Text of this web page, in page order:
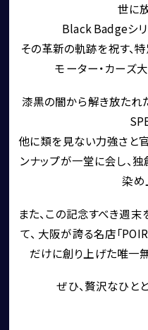
CORNES
買取・査定
世に
Black Badgeシ
その革新の軌跡を祝す、
モーター・カーズ
漆黒の闇から解き放たれ
他に類を見ない力強さと
ンナップが一堂に会し、
染め
また、この記念すべき週
て、 大阪が誇る名店「
だけに創り上げた唯一
ぜひ、贅沢なひと